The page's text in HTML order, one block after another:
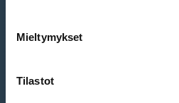
Mieltymykset
Tilastot
Et ole kirjautunut sisään.